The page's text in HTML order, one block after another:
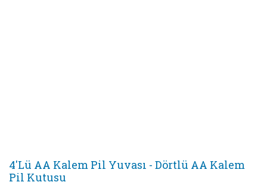
4'Lü AA Kalem Pil Yuvası - Dörtlü AA Kalem
Pil Kutusu